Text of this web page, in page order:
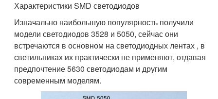
Характеристики SMD светодиодов
Изначально наибольшую популярность получили
модели светодиодов 3528 и 5050, сейчас они
встречаются в основном на светодиодных лентах , в
светильниках их практически не применяют, отдавая
предпочтение 5630 светодиодам и другим
современным моделям.